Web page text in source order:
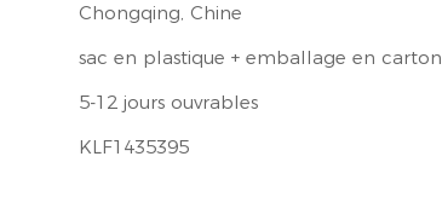
Chongqing, Chine
sac en plastique + emballage en carton
5-12 jours ouvrables
KLF1435395